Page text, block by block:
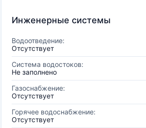
Инженерные системы
Водоотведение:
Отсутствует
Система водостоков:
Не заполнено
Газоснабжение:
Отсутствует
Горячее водоснабжение:
Отсутствует